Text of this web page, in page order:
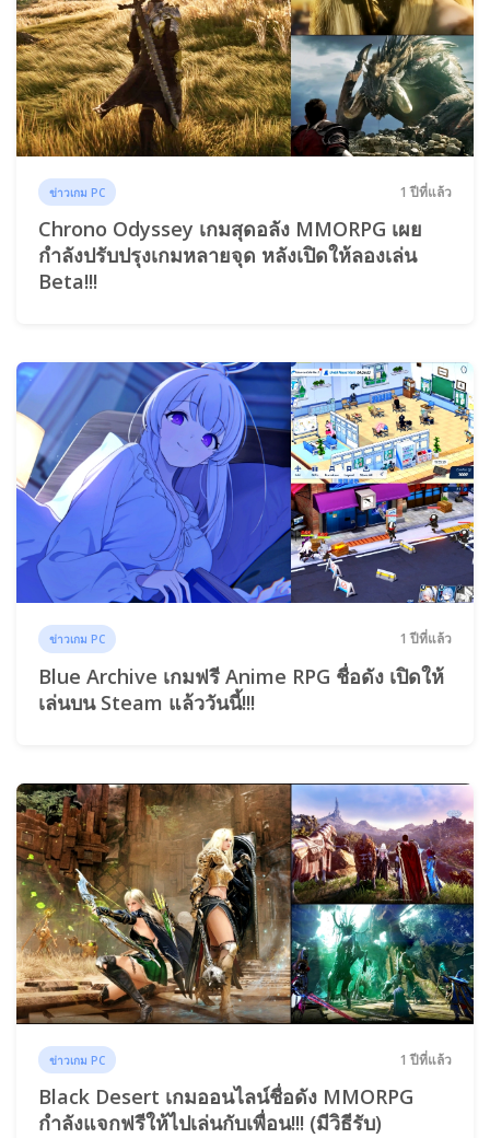
ข่าวเกม PC 1 ปีที่แล้ว
Chrono Odyssey เกมสุดอลัง MMORPG เผย
กำลังปรับปรุงเกมหลายจุด หลังเปิดให้ลองเล่น
Beta!!!
ข่าวเกม PC 1 ปีที่แล้ว
Blue Archive เกมฟรี Anime RPG ชื่อดัง เปิดให้
เล่นบน Steam แล้ววันนี้!!!
ข่าวเกม PC 1 ปีที่แล้ว
Black Desert เกมออนไลน์ชื่อดัง MMORPG
กำลังแจกฟรีให้ไปเล่นกับเพื่อน!!! (มีวิธีรับ)